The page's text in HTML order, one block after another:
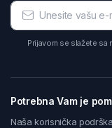
Prijavom se slažete sa
Potrebna Vam je
Naša korisnička